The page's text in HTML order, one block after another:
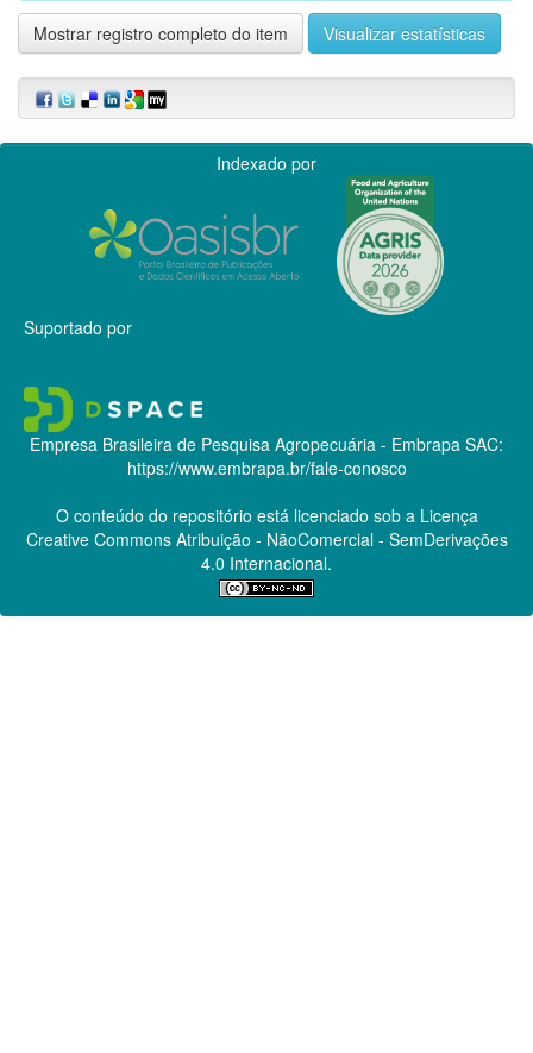
Mostrar registro completo do item Visualizar estatísticas
Indexado por
Suportado por
Empresa Brasileira de Pesquisa Agropecuária - Embrapa SAC:
https://www.embrapa.br/fale-conosco
O conteúdo do repositório está licenciado sob a Licença
Creative CommonsAtribuição - NãoComercial - SemDerivações
4.0 Internacional.